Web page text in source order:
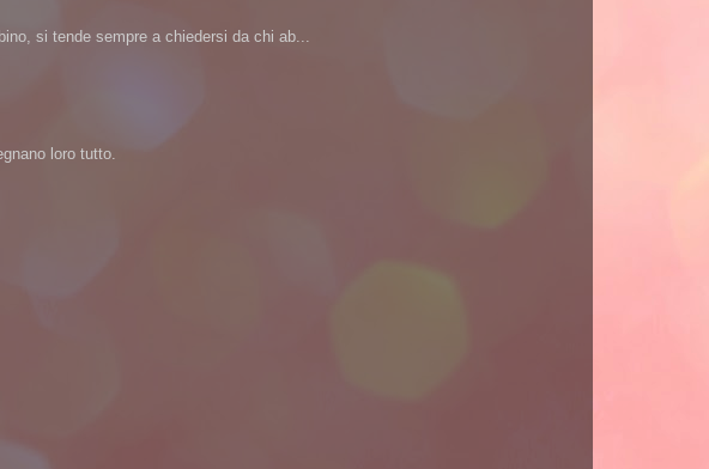
si tende sempre a chiedersi da chi ab...
loro tutto.